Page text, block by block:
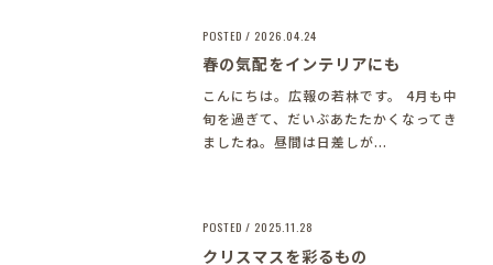
POSTED / 2026.04.24
春の気配をインテリアにも
こんにちは。広報の若林です。 4月も中
旬を過ぎて、だいぶあたたかくなってき
ましたね。昼間は日差しが...
POSTED / 2025.11.28
クリスマスを彩るもの